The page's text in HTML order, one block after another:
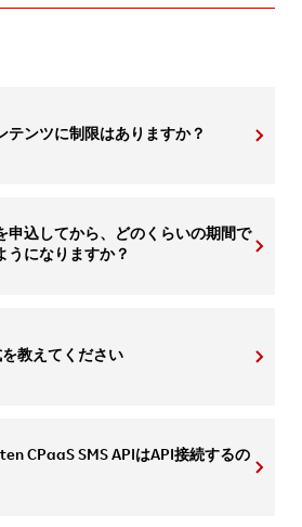
テンツに制限はありますか？
申込してから、どのくらいの期間で
うになりますか？
教えてください
CPaaS SMS APIはAPI接続するの